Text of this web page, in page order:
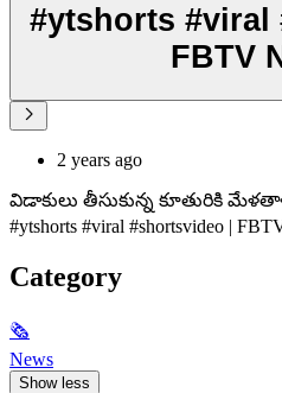
#ytshorts #viral
FBTV
2 years ago
విడాకులు తీసుకున్న కూతురికి
#ytshorts #viral #shortsvideo |
Category
🗞
News
Show less